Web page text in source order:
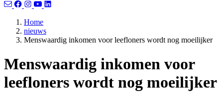
Home
nieuws
Menswaardig inkomen voor leefloners wordt nog moeilijker
Menswaardig inkomen voor
leefloners wordt nog moeilijker